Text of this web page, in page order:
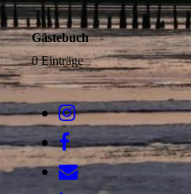
Gästebuch
0 Einträge